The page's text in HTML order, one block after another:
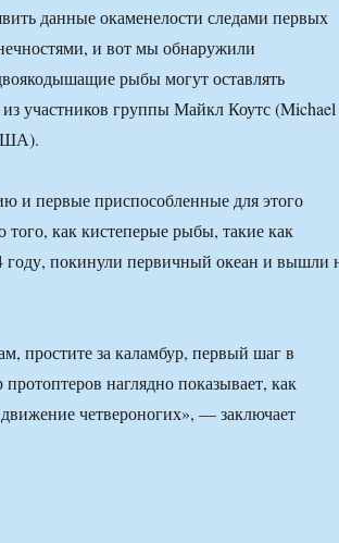
данные окаменелости следами первых
и вот мы обнаружили
рыбы могут оставлять
участников группы Майкл Коутс (Michael
и первые приспособленные для этого
того, как кистеперые рыбы, такие как
покинули первичный океан и вышли
простите за каламбур, первый шаг в
наглядно показывает, как
четвероногих», — заключает